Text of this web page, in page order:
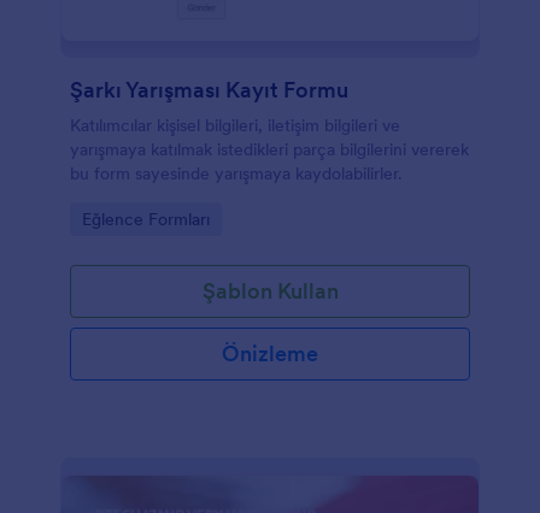
Şarkı Yarışması Kayıt Formu
Katılımcılar kişisel bilgileri, iletişim bilgileri ve
yarışmaya katılmak istedikleri parça bilgilerini vererek
bu form sayesinde yarışmaya kaydolabilirler.
Go to Category:
Eğlence Formları
Şablon Kullan
Önizleme